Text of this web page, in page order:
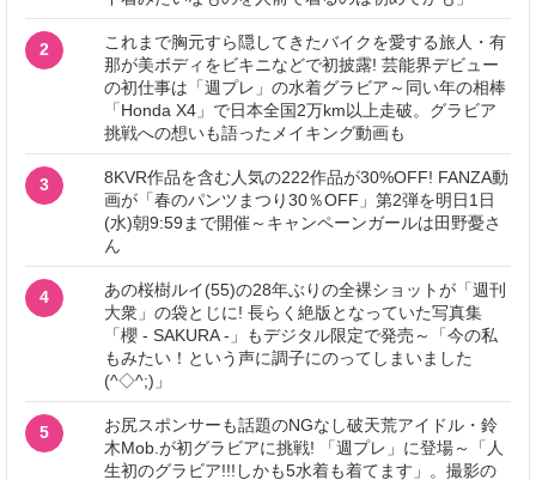
2
これまで胸元すら隠してきたバイクを愛する旅人・有
那が美ボディをビキニなどで初披露! 芸能界デビュー
の初仕事は「週プレ」の水着グラビア～同い年の相棒
「Honda X4」で日本全国2万km以上走破。グラビア
挑戦への想いも語ったメイキング動画も
3
8KVR作品を含む人気の222作品が30%OFF! FANZA動
画が「春のパンツまつり30％OFF」第2弾を明日1日
(水)朝9:59まで開催～キャンペーンガールは田野憂さ
ん
4
あの桜樹ルイ(55)の28年ぶりの全裸ショットが「週刊
大衆」の袋とじに! 長らく絶版となっていた写真集
「櫻 - SAKURA -」もデジタル限定で発売～「今の私
もみたい！という声に調子にのってしまいました
(^◇^;)」
5
お尻スポンサーも話題のNGなし破天荒アイドル・鈴
木Mob.が初グラビアに挑戦! 「週プレ」に登場～「人
生初のグラビア!!!しかも5水着も着てます」。撮影の